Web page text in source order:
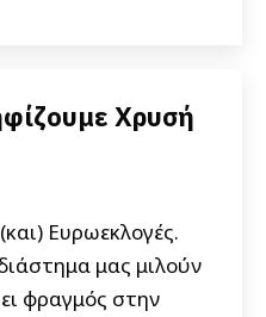
Χρυσή
Ευρωεκλογές.
μας μιλούν
φραγμός στην